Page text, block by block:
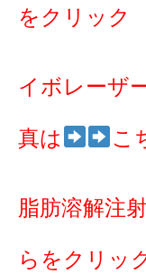
をクリック
イボレーザ
真は こ
脂肪溶解注
らをクリッ